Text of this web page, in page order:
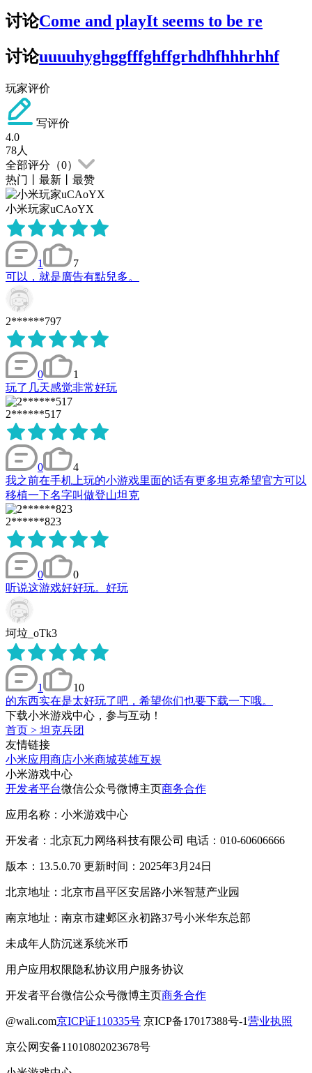
讨论Come and playIt seems to be re
讨论uuuuhyghggfffghffgrhdhfhhhrhhf
玩家评价
写评价
4.0
78人
全部评分（0）
热门
最新 最赞
小米玩家uCAoYX
1
7
可以，就是廣告有點兒多。
2******797
0
1
玩了几天感觉非常好玩
2******517
0
4
我之前在手机上玩的小游戏里面的话有更多坦克希望官方可以
移植一下名字叫做登山坦克
2******823
0
0
听说这游戏好好玩。好玩
坷垃_oTk3
1
10
的东西实在是太好玩了吧，希望你们也要下载一下哦。
下载小米游戏中心，参与互动！
首页 > 坦克兵团
友情链接
小米应用商店小米商城英雄互娱
小米游戏中心
开发者平台微信公众号微博主页商务合作
应用名称：小米游戏中心
开发者：北京瓦力网络科技有限公司 电话：010-60606666
版本：13.5.0.70 更新时间：2025年3月24日
北京地址：北京市昌平区安居路小米智慧产业园
南京地址：南京市建邺区永初路37号小米华东总部
未成年人防沉迷系统米币
用户应用权限隐私协议用户服务协议
开发者平台微信公众号微博主页商务合作
@wali.com京ICP证110335号 京ICP备17017388号-1营业执照
京公网安备11010802023678号